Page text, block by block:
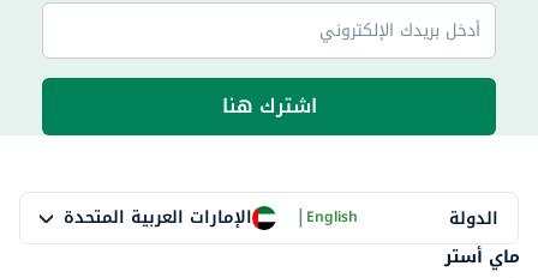
اشترك هنا
الدولة الإمارات العربية المتحدة |English
ماي أستر